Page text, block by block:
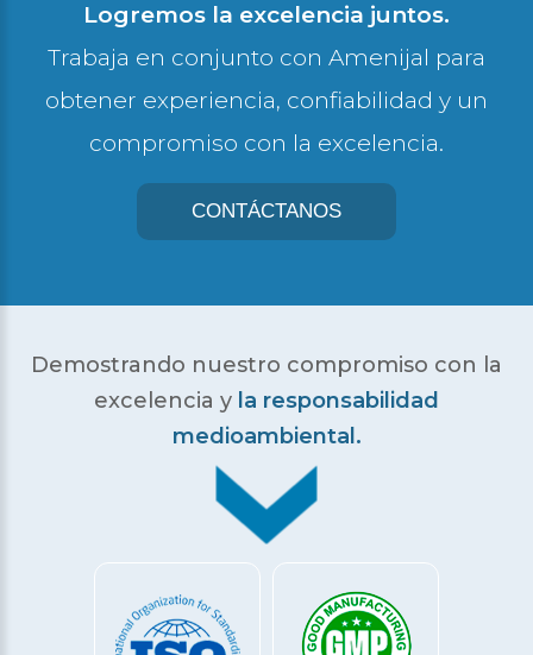
Logremos la excelencia juntos.
Trabaja en conjunto con Amenijal para
obtener experiencia, confiabilidad y un
compromiso con la excelencia.
CONTÁCTANOS
Demostrando nuestro compromiso con la
excelencia y la responsabilidad
medioambiental.